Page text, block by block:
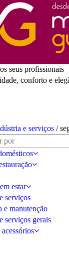
seus profissionais
conforto e
e serviços /
estar
serviços
e manutenção
serviços gerais